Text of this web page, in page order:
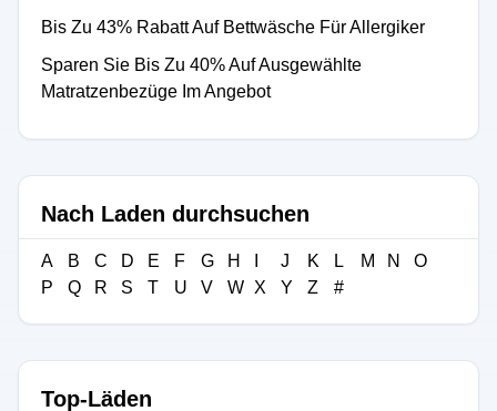
Bis Zu 43% Rabatt Auf Bettwäsche Für Allergiker
Sparen Sie Bis Zu 40% Auf Ausgewählte
Matratzenbezüge Im Angebot
Nach Laden durchsuchen
A B C D E F G H J K L M N
O
P
Q R S T U V W X Y Z #
Top-Läden